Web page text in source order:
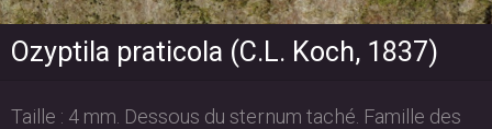
Ozyptila praticola (C.L. Koch, 1837)
Taille : 4 mm. Dessous du sternum taché. Famille des